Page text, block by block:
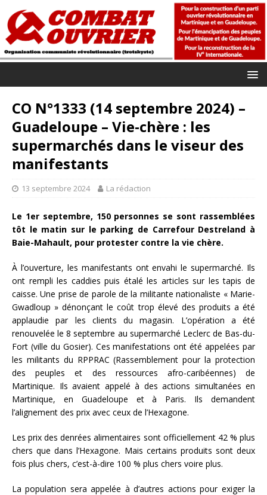
CO N°1333 (14 septembre 2024) –
Guadeloupe – Vie-chère : les
supermarchés dans le viseur des
manifestants
13 septembre 2024 La rédaction
Le 1er septembre, 150 personnes se sont rassemblées
tôt le matin sur le parking de Carrefour Destreland à
Baie-Mahault, pour protester contre la vie chère.
À l’ouverture, les manifestants ont envahi le supermarché. Ils
ont rempli les caddies puis étalé les articles sur les tapis de
caisse. Une prise de parole de la militante nationaliste « Marie-
Gwadloup » dénonçant le coût trop élevé des produits a été
applaudie par les clients du magasin. L’opération a été
renouvelée le 8 septembre au supermarché Leclerc de Bas-du-
Fort (ville du Gosier). Ces manifestations ont été appelées par
les militants du RPPRAC (Rassemblement pour la protection
des peuples et des ressources afro-caribéennes) de
Martinique. Ils avaient appelé à des actions simultanées en
Martinique, en Guadeloupe et à Paris. Ils demandent
l’alignement des prix avec ceux de l’Hexagone.
Les prix des denrées alimentaires sont officiellement 42 % plus
chers que dans l’Hexagone. Mais certains produits sont deux
fois plus chers, c’est-à-dire 100 % plus chers voire plus.
La population sera appelée à d’autres actions pour exiger la